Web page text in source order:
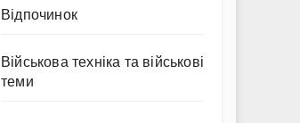
Відпочинок
Військова техніка та військові
теми